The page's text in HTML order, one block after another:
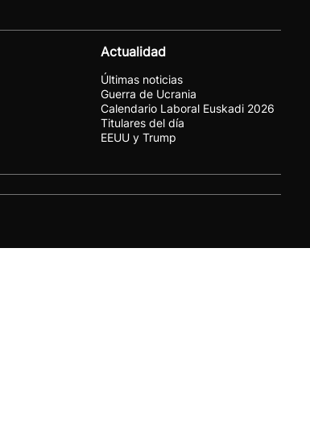
Actualidad
Últimas noticias
Guerra de Ucrania
Calendario Laboral Euskadi 2026
Titulares del día
EEUU y Trump